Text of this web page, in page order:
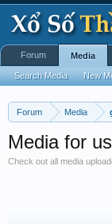
Forum Media
Media for
Check out all media
Forum Media
Search Media New